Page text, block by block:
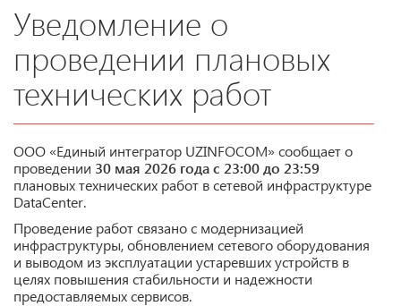
Уведомление о
проведении плановых
технических работ
ООО «Единый интегратор UZINFOCOM» сообщает о
проведении 30 мая 2026 года с 23:00 до 23:59
плановых технических работ в сетевой инфраструктуре
DataCenter.
Проведение работ связано с модернизацией
инфраструктуры, обновлением сетевого оборудования
и выводом из эксплуатации устаревших устройств в
целях повышения стабильности и надежности
предоставляемых сервисов.